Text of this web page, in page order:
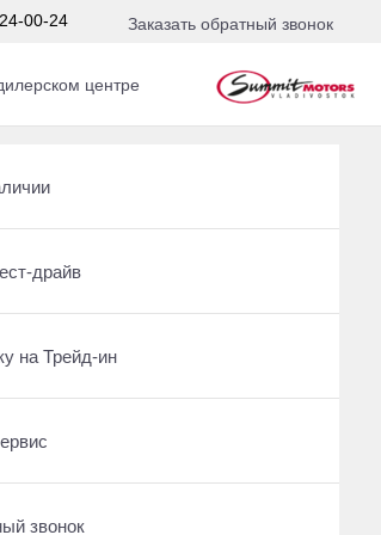
00-24 Заказать обратный звонок
по кредиту
на Трейд-ин
звонок
на Трейд-ин
звонок
центре
драйв
на Трейд-ин
звонок